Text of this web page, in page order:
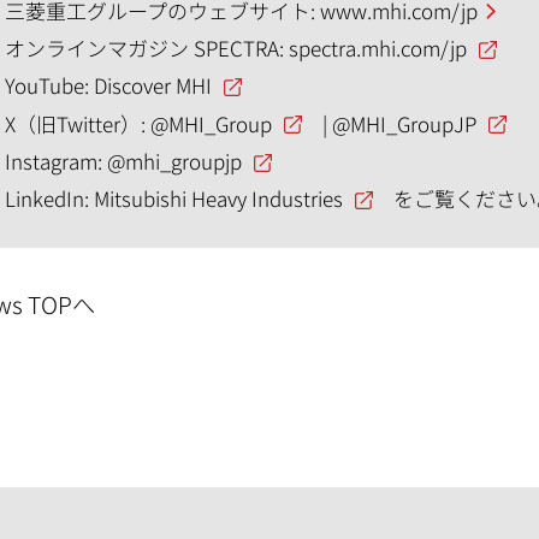
三菱重工グループのウェブサイト: www.mhi.com/jp
オンラインマガジン SPECTRA: spectra.mhi.com/jp
YouTube: Discover MHI
X（旧Twitter）: @MHI_Group | @MHI_GroupJP
Instagram: @mhi_groupjp
LinkedIn: Mitsubishi Heavy Industries をご覧くださ
TOPへ